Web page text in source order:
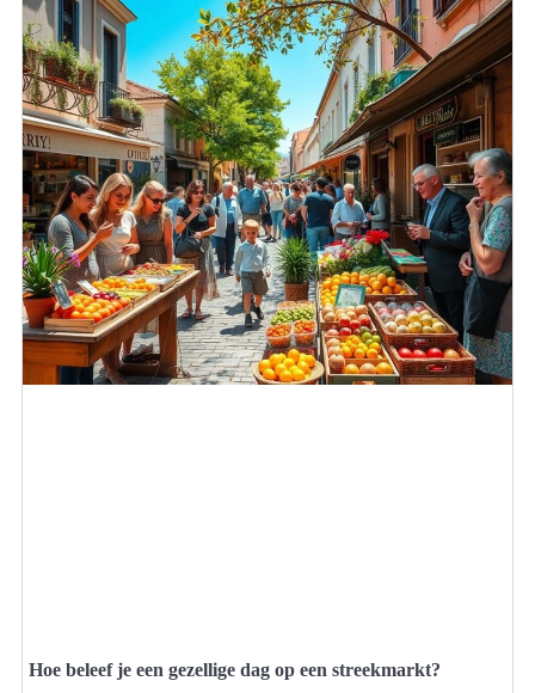
Hoe beleef je een gezellige dag op een streekmarkt?